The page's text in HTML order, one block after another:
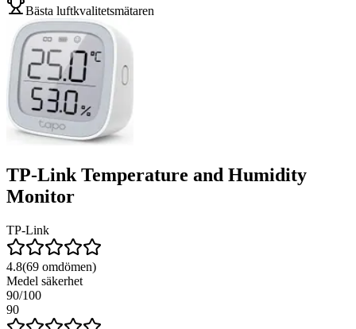
Bästa luftkvalitetsmätaren
TP-Link Temperature and Humidity
Monitor
TP-Link
4.8(69 omdömen)
Medel säkerhet
90/100
90